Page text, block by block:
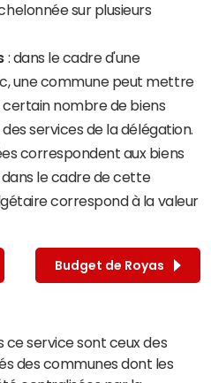
sur plusieurs
: dans le cadre d'une
une commune peut mettre
certain nombre de biens
services de la délégation.
correspondent aux biens
dans le cadre de cette
correspond à la valeur
Budget de Royas
ce service sont ceux des
des communes dont les